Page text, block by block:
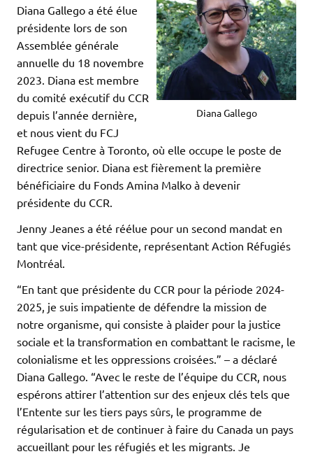
Diana Gallego
Diana Gallego a été élue
présidente lors de son
Assemblée générale
annuelle du 18 novembre
2023. Diana est membre
du comité exécutif du CCR
depuis l’année dernière,
et nous vient du FCJ
Refugee Centre à Toronto, où elle occupe le poste de
directrice senior. Diana est fièrement la première
bénéficiaire du Fonds Amina Malko à devenir
présidente du CCR.
Jenny Jeanes a été réélue pour un second mandat en
tant que vice-présidente, représentant Action Réfugiés
Montréal.
“En tant que présidente du CCR pour la période 2024-
2025, je suis impatiente de défendre la mission de
notre organisme, qui consiste à plaider pour la justice
sociale et la transformation en combattant le racisme, le
colonialisme et les oppressions croisées.” – a déclaré
Diana Gallego. “Avec le reste de l’équipe du CCR, nous
espérons attirer l’attention sur des enjeux clés tels que
l’Entente sur les tiers pays sûrs, le programme de
régularisation et de continuer à faire du Canada un pays
accueillant pour les réfugiés et les migrants. Je